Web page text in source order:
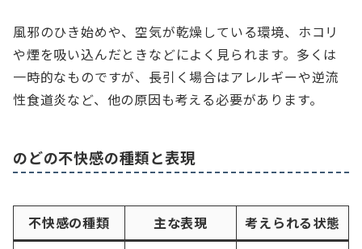
風邪のひき始めや、空気が乾燥している環境、ホコリ
や煙を吸い込んだときなどによく見られます。多くは
一時的なものですが、長引く場合はアレルギーや逆流
性食道炎など、他の原因も考える必要があります。
のどの不快感の種類と表現
不快感の種類 主な表現 考えられる状態